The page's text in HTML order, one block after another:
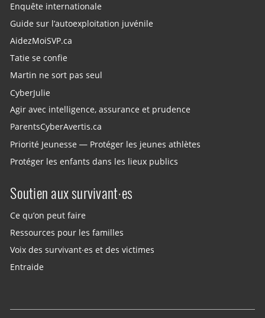
Enquête internationale
Guide sur l’autoexploitation juvénile
AidezMoiSVP.ca
Tatie se confie
Martin ne sort pas seul
CyberJulie
Agir avec intelligence, assurance et prudence
ParentsCyberAvertis.ca
Priorité Jeunesse — Protéger les jeunes athlètes
Protéger les enfants dans les lieux publics
Soutien aux survivant·es
Ce qu’on peut faire
Ressources pour les familles
Voix des survivant·es et des victimes
Entraide